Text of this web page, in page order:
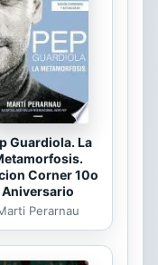
página está
y
Tucker
pero a la
Guardiola. La
Corner 10o
Aniversario
Perarnau